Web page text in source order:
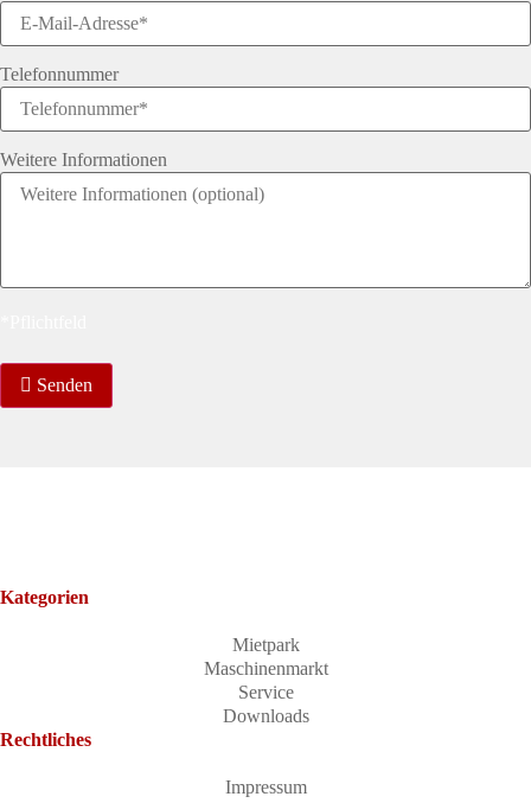
Telefonnummer
Weitere Informationen
Senden
Kategorien
Mietpark
Maschinenmarkt
Service
Downloads
Rechtliches
Impressum